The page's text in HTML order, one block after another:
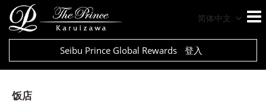
简体中文
Seibu Prince Global Rewards 登入
饭店